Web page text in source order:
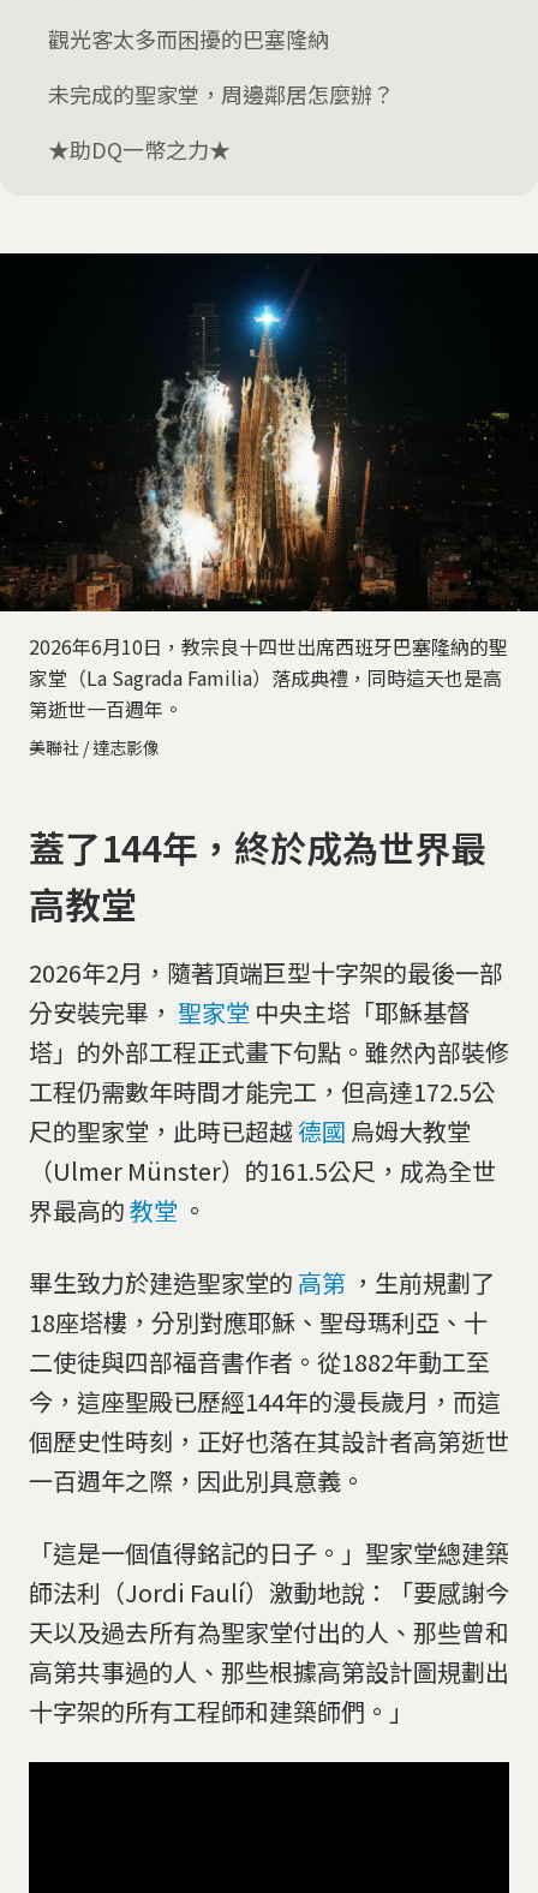
觀光客太多而困擾的巴塞隆納
未完成的聖家堂，周邊鄰居怎麼辦？
★助DQ一幣之力★
2026年6月10日，教宗良十四世出席西班牙巴塞隆納的聖
家堂（La Sagrada Familia）落成典禮，同時這天也是高
第逝世一百週年。
美聯社 / 達志影像
蓋了144年，終於成為世界最
高教堂
2026年2月，隨著頂端巨型十字架的最後一部
分安裝完畢， 聖家堂 中央主塔「耶穌基督
塔」的外部工程正式畫下句點。雖然內部裝修
工程仍需數年時間才能完工，但高達172.5公
尺的聖家堂，此時已超越德國 烏姆大教堂
（Ulmer Münster）的161.5公尺，成為全世
界最高的教堂 。
畢生致力於建造聖家堂的 高第 ，生前規劃了
18座塔樓，分別對應耶穌、聖母瑪利亞、十
二使徒與四部福音書作者。從1882年動工至
今，這座聖殿已歷經144年的漫長歲月，而這
個歷史性時刻，正好也落在其設計者高第逝世
一百週年之際，因此別具意義。
「這是一個值得銘記的日子。」聖家堂總建築
師法利（Jordi Faulí）激動地說：「要感謝今
天以及過去所有為聖家堂付出的人、那些曾和
高第共事過的人、那些根據高第設計圖規劃出
十字架的所有工程師和建築師們。」